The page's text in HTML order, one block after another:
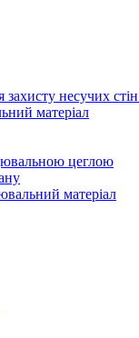
несучих
матеріал
цеглою
матеріал